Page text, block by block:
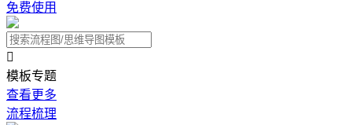
免费使用

模板专题
查看更多
流程梳理